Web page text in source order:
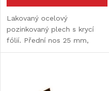
d
u
d
u
Lakovaný ocelový
pozinkovaný plech s krycí
fólií. Přední nos 25 mm,
zadní čelo 23-25 mm s